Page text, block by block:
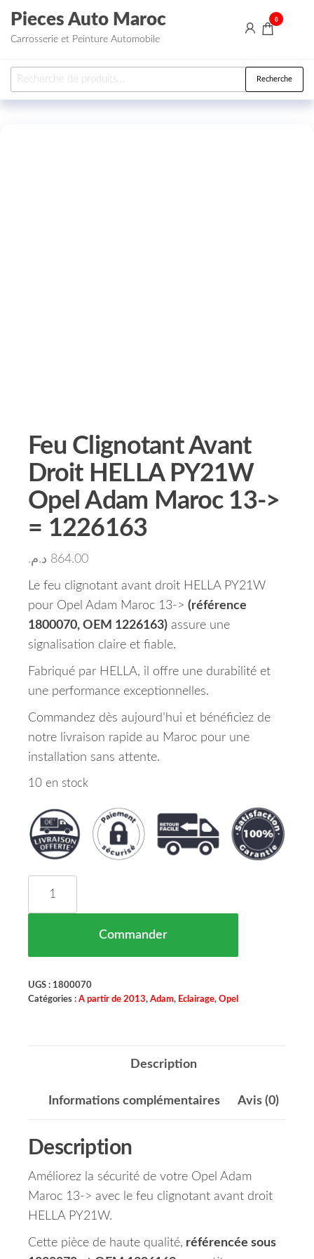
Aller au contenu
Pieces Auto Maroc
Carrosserie et Peinture Automobile
0
Recherche pour : Recherche
Feu Clignotant Avant
Droit HELLA PY21W
Opel Adam Maroc 13->
= 1226163
864.00 د.م.
Le feu clignotant avant droit HELLA PY21W
pour Opel Adam Maroc 13-> (référence
1800070, OEM 1226163) assure une
signalisation claire et fiable.
Fabriqué par HELLA, il offre une durabilité et
une performance exceptionnelles.
Commandez dès aujourd’hui et bénéficiez de
notre livraison rapide au Maroc pour une
installation sans attente.
10 en stock
Commander
UGS : 1800070
Catégories : A partir de 2013, Adam, Eclairage, Opel
Description
Informations complémentaires Avis (0)
Description
Améliorez la sécurité de votre Opel Adam
Maroc 13-> avec le feu clignotant avant droit
HELLA PY21W.
Cette pièce de haute qualité, référencée sous